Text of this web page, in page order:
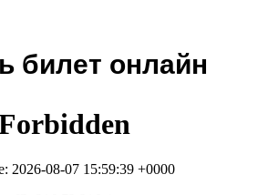
билет онлайн